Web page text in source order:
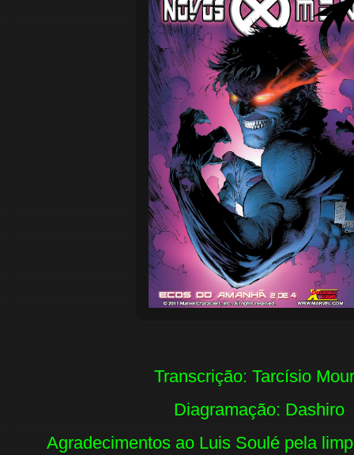
Transcrição: Tarcísio
Diagramação: Dashiro
Agradecimentos ao Luis Soulé pela